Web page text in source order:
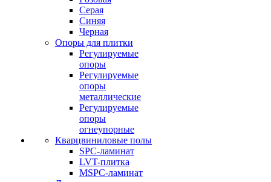
Серая
Синяя
Черная
Опоры для плитки
Регулируемые
опоры
Регулируемые
опоры
металлические
Регулируемые
опоры
огнеупорные
Кварцвиниловые полы
SPC-ламинат
LVT-плитка
MSPC-ламинат